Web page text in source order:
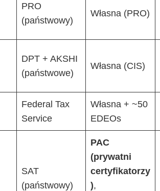
PRO
(państwowy)
Własna (PRO)
DPT + AKSHI
(państwowe)
Własna (CIS)
Federal Tax
Service
Własna + ~50
EDEOs
SAT
(państwowy)
PAC
(prywatni
certyfikatorzy
),